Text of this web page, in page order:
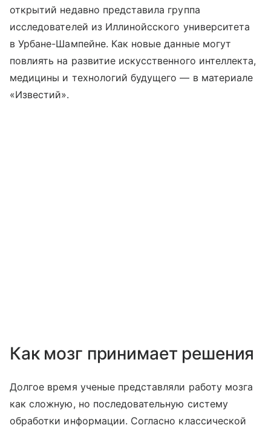
открытий недавно представила группа
исследователей из Иллинойсского университета
в Урбане-Шампейне. Как новые данные могут
повлиять на развитие искусственного интеллекта,
медицины и технологий будущего — в материале
«Известий».
Как мозг принимает решения
Долгое время ученые представляли работу мозга
как сложную, но последовательную систему
обработки информации. Согласно классической